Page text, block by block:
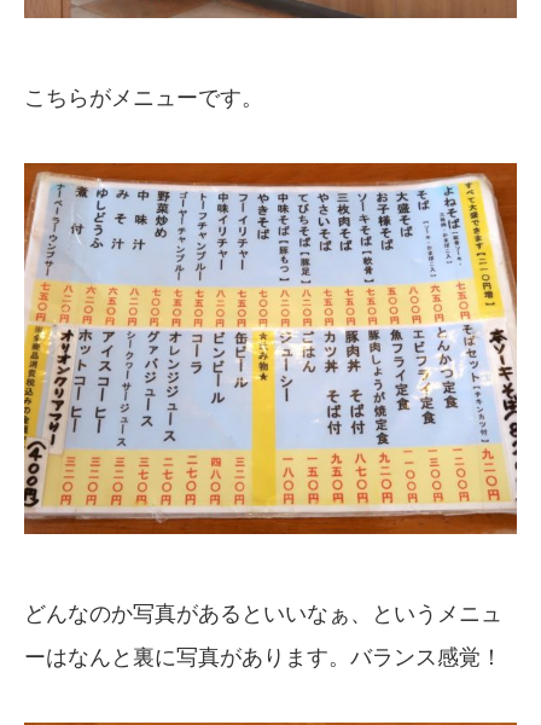
こちらがメニューです。
どんなのか写真があるといいなぁ、というメニュ
ーはなんと裏に写真があります。バランス感覚！